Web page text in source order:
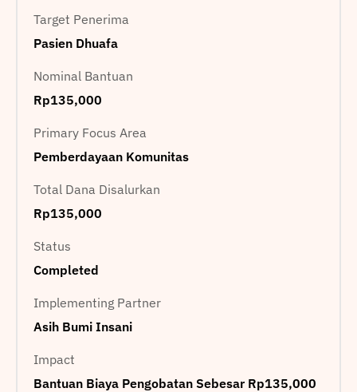
Target Penerima
Pasien Dhuafa
Nominal Bantuan
Rp135,000
Primary Focus Area
Pemberdayaan Komunitas
Total Dana Disalurkan
Rp135,000
Status
Completed
Implementing Partner
Asih Bumi Insani
Impact
Bantuan Biaya Pengobatan Sebesar Rp135,000